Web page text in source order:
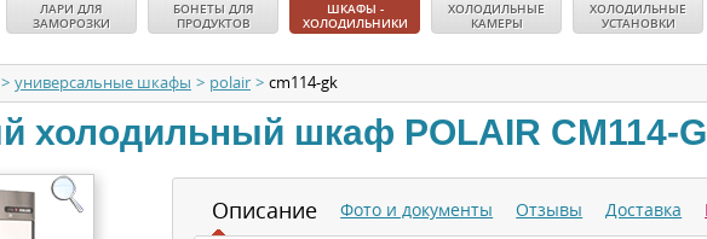
ЛАРИ ДЛЯ
ЗАМОРОЗКИ
БОНЕТЫ ДЛЯ
ПРОДУКТОВ
ШКАФЫ -
ХОЛОДИЛЬНИКИ
ХОЛОДИЛЬНЫЕ
КАМЕРЫ
ХОЛОДИЛЬНЫЕ
УСТАНОВКИ
> универсальные шкафы > polair > cm114-gk
холодильный шкаф POLAIR CM114-
Описание Фото и документы Отзывы Доставка